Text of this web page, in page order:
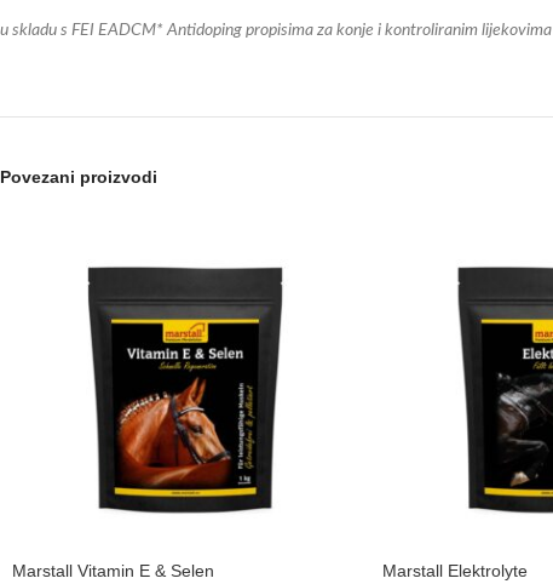
u skladu s FEI EADCM* Antidoping propisima za konje i kontroliranim lijekovima
Povezani proizvodi
Marstall Vitamin E & Selen Marstall Elektrolyte